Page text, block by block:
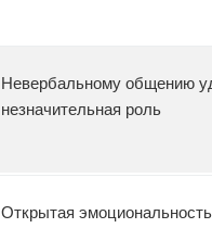
Невербальному общению
незначительная роль
Открытая эмоциональность